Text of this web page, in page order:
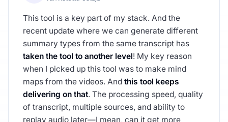
This tool is a key part of my stack. And the
recent update where we can generate different
summary types from the same transcript has
taken the tool to another level! My key reason
when I picked up this tool was to make mind
maps from the videos. And this tool keeps
delivering on that. The processing speed, quality
of transcript, multiple sources, and ability to
replay audio later—I mean, can it get more